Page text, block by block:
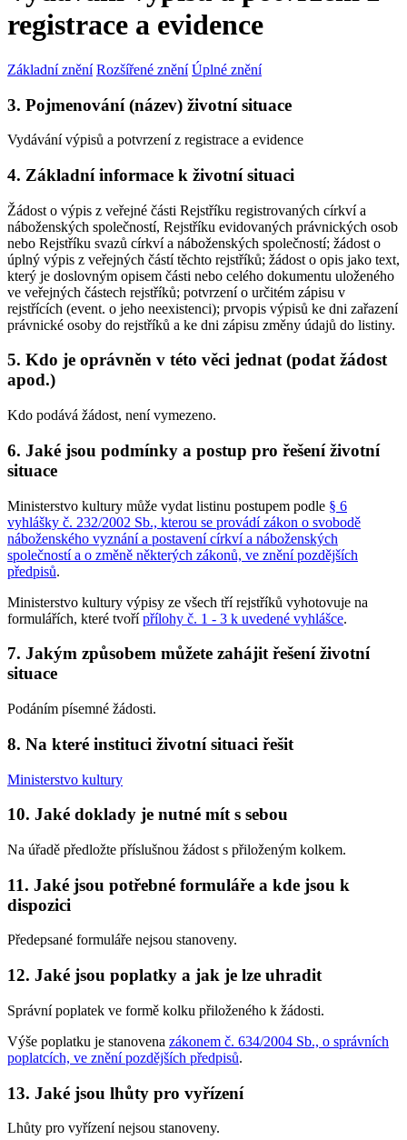
registrace a evidence
Základní znění Rozšířené znění Úplné znění
3. Pojmenování (název) životní situace
Vydávání výpisů a potvrzení z registrace a evidence
4. Základní informace k životní situaci
Žádost o výpis z veřejné části Rejstříku registrovaných církví a
náboženských společností, Rejstříku evidovaných právnických osob
nebo Rejstříku svazů církví a náboženských společností; žádost o
úplný výpis z veřejných částí těchto rejstříků; žádost o opis jako text,
který je doslovným opisem části nebo celého dokumentu uloženého
ve veřejných částech rejstříků; potvrzení o určitém zápisu v
rejstřících (event. o jeho neexistenci); prvopis výpisů ke dni zařazení
právnické osoby do rejstříků a ke dni zápisu změny údajů do listiny.
5. Kdo je oprávněn v této věci jednat (podat žádost
apod.)
Kdo podává žádost, není vymezeno.
6. Jaké jsou podmínky a postup pro řešení životní
situace
Ministerstvo kultury může vydat listinu postupem podle § 6
vyhlášky č. 232/2002 Sb., kterou se provádí zákon o svobodě
náboženského vyznání a postavení církví a náboženských
společností a o změně některých zákonů, ve znění pozdějších
předpisů.
Ministerstvo kultury výpisy ze všech tří rejstříků vyhotovuje na
formulářích, které tvořípřílohy č. 1 - 3 k uvedené vyhlášce.
7. Jakým způsobem můžete zahájit řešení životní
situace
Podáním písemné žádosti.
8. Na které instituci životní situaci řešit
Ministerstvo kultury
10. Jaké doklady je nutné mít s sebou
Na úřadě předložte příslušnou žádost s přiloženým kolkem.
11. Jaké jsou potřebné formuláře a kde jsou k
dispozici
Předepsané formuláře nejsou stanoveny.
12. Jaké jsou poplatky a jak je lze uhradit
Správní poplatek ve formě kolku přiloženého k žádosti.
Výše poplatku je stanovena zákonem č. 634/2004 Sb., o správních
poplatcích, ve znění pozdějších předpisů.
13. Jaké jsou lhůty pro vyřízení
Lhůty pro vyřízení nejsou stanoveny.